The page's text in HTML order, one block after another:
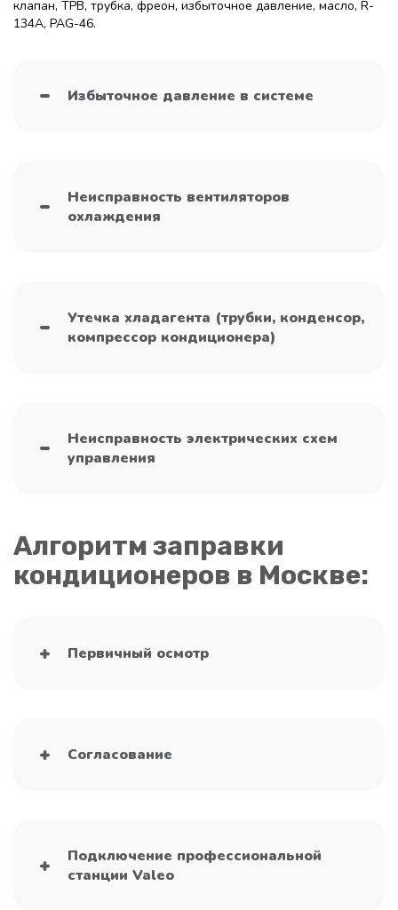
клапан, ТРВ, трубка, фреон, избыточное давление, масло, R-
134A, PAG-46.
Избыточное давление в системе
Неисправность вентиляторов
охлаждения
Утечка хладагента (трубки, конденсор,
компрессор кондиционера)
Неисправность электрических схем
управления
Алгоритм заправки
кондиционеров в Москве:
Первичный осмотр
Согласование
Подключение профессиональной
станции Valeo